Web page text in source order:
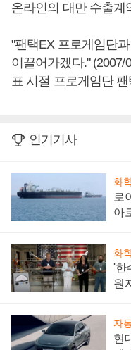
온라인의 대만 수출계
"팬택EX 프로게임단
이끌어가겠다." (2007/
표 시절 프로게임단
인기기사
화
로
아
화
'한
원
자
현